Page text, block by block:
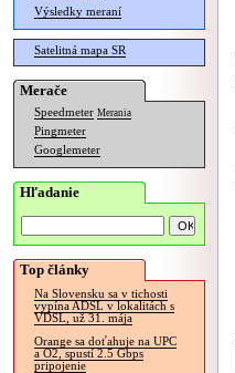
Výsledky meraní
Satelitná mapa SR
Merače
Speedmeter Merania
Pingmeter
Googlemeter
Hľadanie
Top články
Na Slovensku sa v tichosti
vypína ADSL v lokalitách s
VDSL, už 31. mája
Orange sa doťahuje na UPC
a O2, spustí 2.5 Gbps
pripojenie